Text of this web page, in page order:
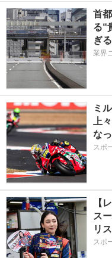
首
る“
ぎ
業界
ミ
上
な
スポ
【
ス
リ
スポ